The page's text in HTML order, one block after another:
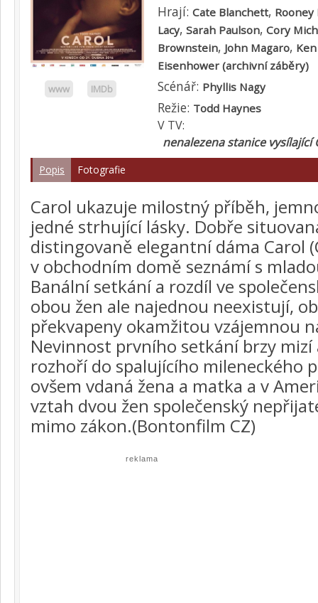
www IMDb
Hrají: Cate Blanchett, Rooney
Lacy, Sarah Paulson, Cory
Brownstein, John Magaro,
Eisenhower (archivní záběry)
Scénář: Phyllis Nagy
Režie: Todd Haynes
V TV:
nenalezena stanice vysílající
Popis Fotografie
Carol ukazuje milostný příběh,
jedné strhující lásky. Dobře
distingovaně elegantní dáma Carol
v obchodním domě seznámí s
Banální setkání a rozdíl ve
obou žen ale najednou neexistují,
překvapeny okamžitou vzájemnou
Nevinnost prvního setkání brzy mizí
rozhoří do spalujícího mileneckého
ovšem vdaná žena a matka a v
vztah dvou žen společenský
mimo zákon.(Bontonfilm CZ)
reklama